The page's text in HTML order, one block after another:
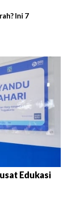
Ini 7
Edukasi